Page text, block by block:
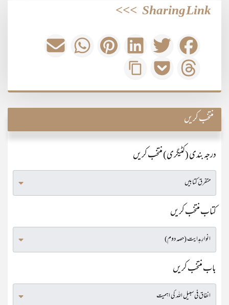
Sharing Link
>>>
منتخب کریں
درجہ بندی (کٹیگری) منتخب کریں
کتاب منتخب کریں
باب منتخب کریں